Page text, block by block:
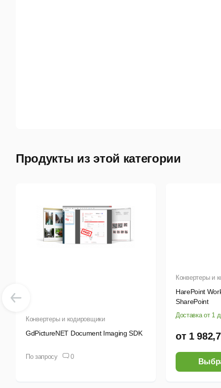
Продукты из этой категории
Конвертеры и кодировщики
GdPictureNET Document Imaging SDK
По запросу 0
Конвертеры и
HarePoint
SharePoint
Доставка от 1
от 1